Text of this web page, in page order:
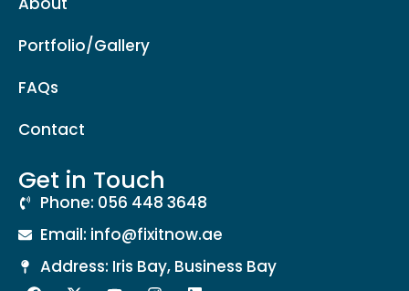
Portfolio/Gallery
FAQs
Contact
Get in Touch
Phone: 056 448 3648
Email: info@fixitnow.ae
Address: Iris Bay, Business Bay